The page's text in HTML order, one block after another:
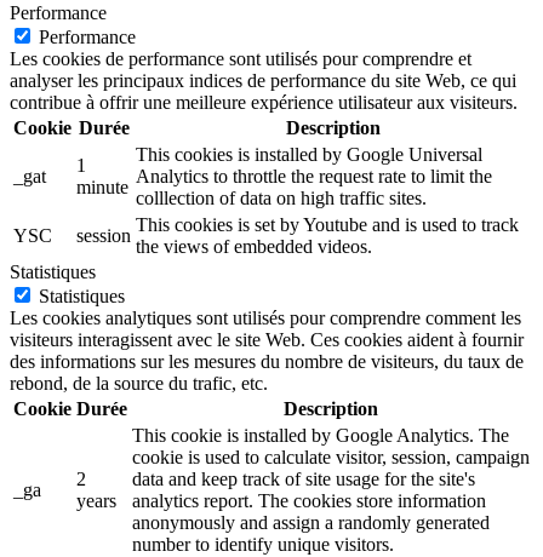
Performance
Performance
Les cookies de performance sont utilisés pour comprendre et
analyser les principaux indices de performance du site Web, ce qui
contribue à offrir une meilleure expérience utilisateur aux visiteurs.
Cookie Durée Description
_gat
1
minute
This cookies is installed by Google Universal
Analytics to throttle the request rate to limit the
colllection of data on high traffic sites.
YSC
session
This cookies is set by Youtube and is used to track
the views of embedded videos.
Statistiques
Statistiques
Les cookies analytiques sont utilisés pour comprendre comment les
visiteurs interagissent avec le site Web. Ces cookies aident à fournir
des informations sur les mesures du nombre de visiteurs, du taux de
rebond, de la source du trafic, etc.
Cookie Durée Description
_ga
2
years
This cookie is installed by Google Analytics. The
cookie is used to calculate visitor, session, campaign
data and keep track of site usage for the site's
analytics report. The cookies store information
anonymously and assign a randomly generated
number to identify unique visitors.